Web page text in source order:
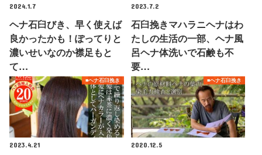
2024.1.7
ヘナ石臼びき、早く使えば
良かったかも！ぽってりと
濃いせいなのか襟足もと
て…
2023.7.2
石臼挽きマハラニヘナはわ
たしの生活の一部、ヘナ風
呂ヘナ体洗いで石鹸も不
要…
■ヘナ石臼挽き
2023.4.21
■ヘナ石臼挽き
2020.12.5